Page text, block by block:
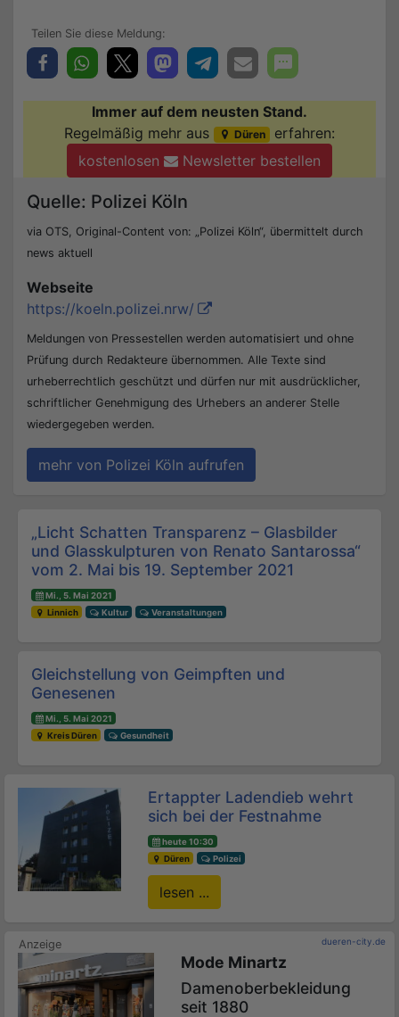
Immer auf dem neusten Stand.
Regelmäßig mehr aus
Düren
erfahren:
kostenlosen
Newsletter bestellen
Quelle: Polizei Köln
via OTS, Original-Content von: „Polizei Köln“, übermittelt durch
news aktuell
Webseite
https://koeln.polizei.nrw/
Meldungen von Pressestellen werden automatisiert und ohne
Prüfung durch Redakteure übernommen. Alle Texte sind
urheberrechtlich geschützt und dürfen nur mit ausdrücklicher,
schriftlicher Genehmigung des Urhebers an anderer Stelle
wiedergegeben werden.
mehr von Polizei Köln aufrufen
Beitrags-Navigation
„Licht Schatten Transparenz – Glasbilder
und Glasskulpturen von Renato Santarossa“
vom 2. Mai bis 19. September 2021
Mi., 5. Mai 2021
Linnich
Kultur Veranstaltungen
Gleichstellung von Geimpften und
Genesenen
Mi., 5. Mai 2021
Kreis Düren
Gesundheit
Ertappter Ladendieb wehrt
sich bei der Festnahme
heute 10:30
Düren
Polizei
lesen ...
dueren-city.de
Mode Minartz
Damenoberbekleidung
seit 1880